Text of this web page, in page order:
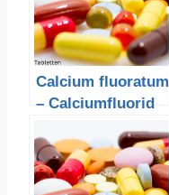
Calcium fluoratum
– Calciumfluorid